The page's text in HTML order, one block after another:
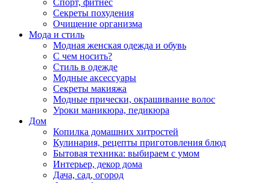
Спорт, фитнес
Секреты похудения
Очищение организма
Мода и стиль
Модная женская одежда и обувь
С чем носить?
Стиль в одежде
Модные аксессуары
Секреты макияжа
Модные прически, окрашивание волос
Уроки маникюра, педикюра
Дом
Копилка домашних хитростей
Кулинария, рецепты приготовления блюд
Бытовая техника: выбираем с умом
Интерьер, декор дома
Дача, сад, огород